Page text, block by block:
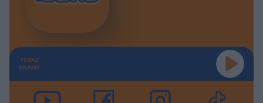
TERAZ
GRAMY